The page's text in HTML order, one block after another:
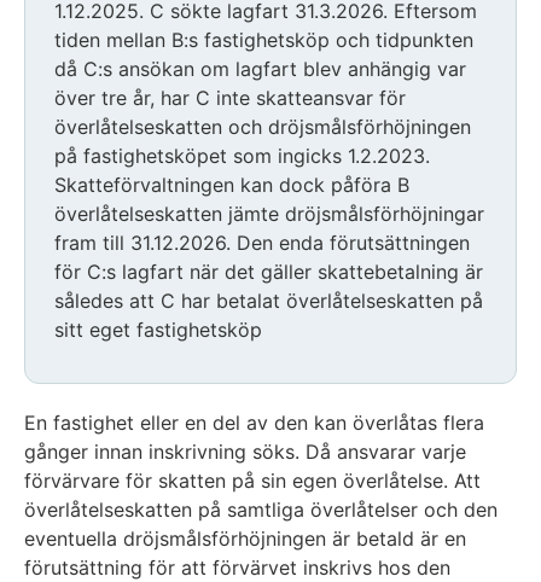
1.12.2025. C sökte lagfart 31.3.2026. Eftersom
tiden mellan B:s fastighetsköp och tidpunkten
då C:s ansökan om lagfart blev anhängig var
över tre år, har C inte skatteansvar för
överlåtelseskatten och dröjsmålsförhöjningen
på fastighetsköpet som ingicks 1.2.2023.
Skatteförvaltningen kan dock påföra B
överlåtelseskatten jämte dröjsmålsförhöjningar
fram till 31.12.2026. Den enda förutsättningen
för C:s lagfart när det gäller skattebetalning är
således att C har betalat överlåtelseskatten på
sitt eget fastighetsköp
En fastighet eller en del av den kan överlåtas flera
gånger innan inskrivning söks. Då ansvarar varje
förvärvare för skatten på sin egen överlåtelse. Att
överlåtelseskatten på samtliga överlåtelser och den
eventuella dröjsmålsförhöjningen är betald är en
förutsättning för att förvärvet inskrivs hos den